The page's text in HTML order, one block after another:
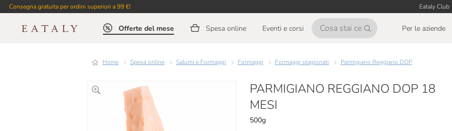
Consegna gratuita per ordini superiori a 99 €! Eataly Club
Offerte del mese Spesa online Eventi e corsi Per le aziende
Home Spesa online Salumi e Formaggi Formaggi Formaggi stagionati Parmigiano Reggiano DOP
PARMIGIANO REGGIANO DOP 18
MESI
500g